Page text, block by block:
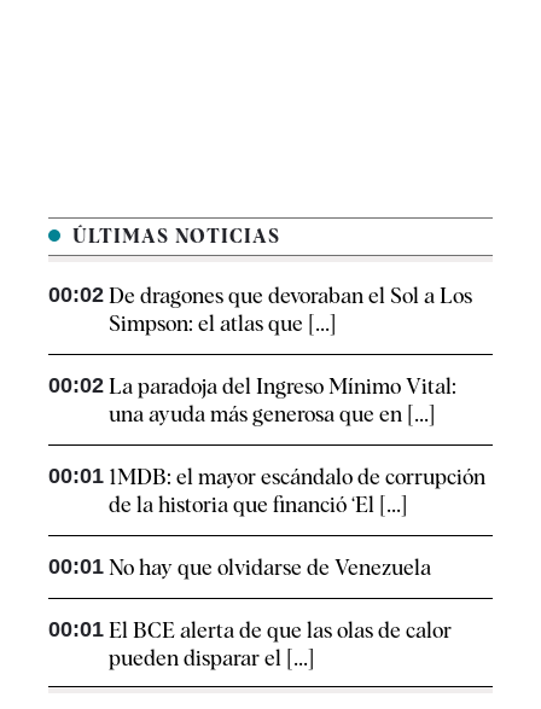
ÚLTIMAS NOTICIAS
00:02 De dragones que devoraban el Sol a Los
Simpson: el atlas que [...]
00:02 La paradoja del Ingreso Mínimo Vital:
una ayuda más generosa que en [...]
00:01 1MDB: el mayor escándalo de corrupción
de la historia que financió ‘El [...]
00:01 No hay que olvidarse de Venezuela
00:01 El BCE alerta de que las olas de calor
pueden disparar el [...]